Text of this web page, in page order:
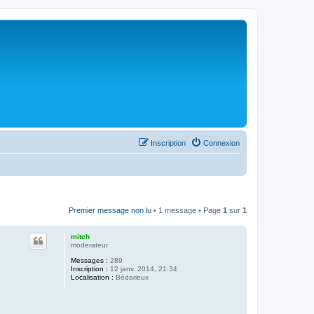
Connexion
Inscription
Premier message non lu • 1 message • Page 1 sur 1
mitch
moderateur
Messages : 289
Inscription : 12 janv. 2014, 21:34
Localisation : Bédarieux